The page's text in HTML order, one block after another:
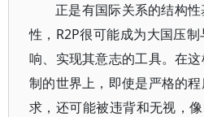
正是有国际关系的结构
性，R2P很可能成为大国压
响、实现其意志的工具。在
制的世界上，即使是严格的
求，还可能被违背和无视，